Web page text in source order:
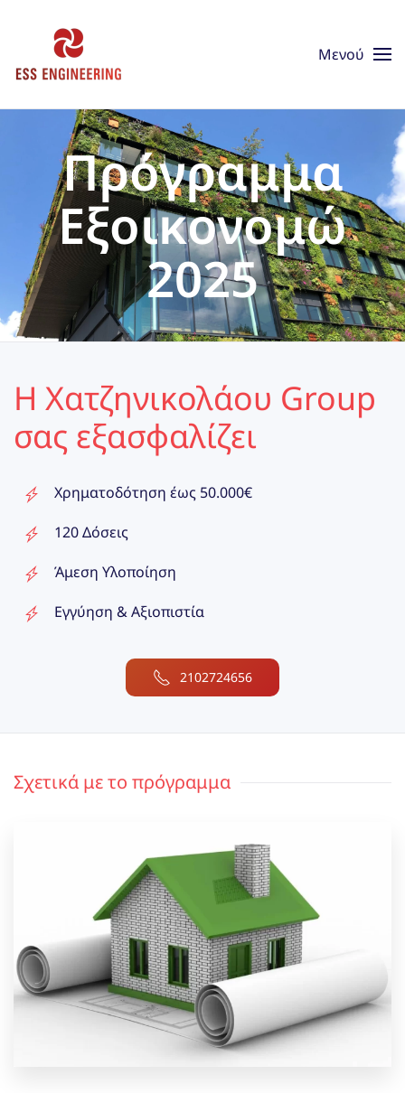
Skip to main content Μενού
Πρόγραμμα
Εξοικονομώ
2025
Η Χατζηνικολάου Group
σας εξασφαλίζει
Χρηματοδότηση έως 50.000€
120 Δόσεις
Άμεση Υλοποίηση
Εγγύηση & Αξιοπιστία
2102724656
Σχετικά με το πρόγραμμα